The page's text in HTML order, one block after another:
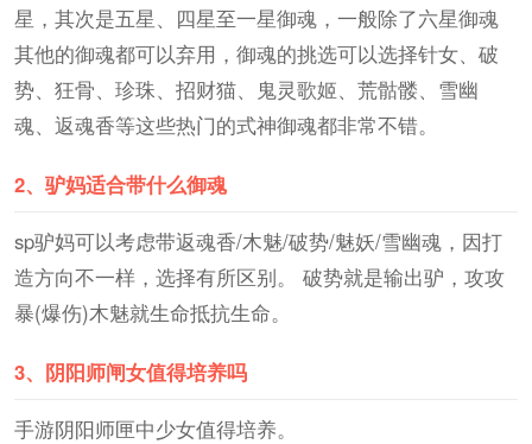
星，其次是五星、四星至一星御魂，一般除了六星御魂
其他的御魂都可以弃用，御魂的挑选可以选择针女、破
势、狂骨、珍珠、招财猫、鬼灵歌姬、荒骷髅、雪幽
魂、返魂香等这些热门的式神御魂都非常不错。
2、 驴妈适合带什么御魂
sp驴妈可以考虑带返魂香/木魅/破势/魅妖/雪幽魂，因打
造方向不一样，选择有所区别。 破势就是输出驴，攻攻
暴(爆伤)木魅就生命抵抗生命。
3、 阴阳师闸女值得培养吗
手游阴阳师匣中少女值得培养。